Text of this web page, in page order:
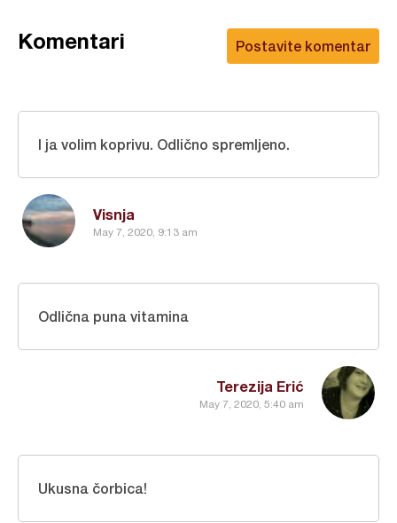
Postavite komentar
Komentari
Visnja
May 7, 2020, 9:13 am
I ja volim koprivu. Odlično spremljeno.
Terezija Erić
May 7, 2020, 5:40 am
Odlična puna vitamina
Ukusna čorbica!